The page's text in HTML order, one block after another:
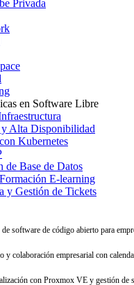
Privada
en Software Libre
Alta Disponibilidad
Kubernetes
de Base de Datos
E-learning
y Gestión de Tickets
software de código abierto para
y colaboración empresarial con
con Proxmox VE y gestión